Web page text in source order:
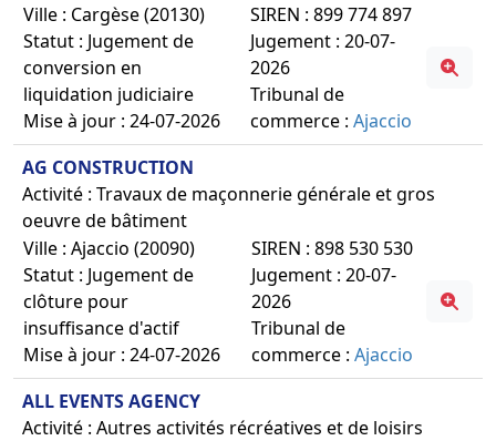
Ville : Cargèse (20130)
Statut : Jugement de
conversion en
liquidation judiciaire
Mise à jour : 24-07-2026
SIREN : 899 774 897
Jugement : 20-07-
2026
Tribunal de
commerce :Ajaccio
AG CONSTRUCTION
Activité : Travaux de maçonnerie générale et gros
oeuvre de bâtiment
Ville : Ajaccio (20090)
Statut : Jugement de
clôture pour
insuffisance d'actif
Mise à jour : 24-07-2026
SIREN : 898 530 530
Jugement : 20-07-
2026
Tribunal de
commerce :Ajaccio
ALL EVENTS AGENCY
Activité : Autres activités récréatives et de loisirs